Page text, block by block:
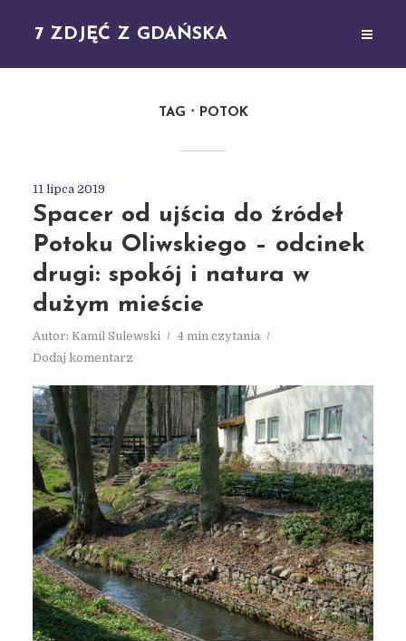
7 ZDJĘĆ Z GDAŃSKA
TAG POTOK
11 lipca 2019
Spacer od ujścia do źródeł
Potoku Oliwskiego – odcinek
drugi: spokój i natura w
dużym mieście
Autor: Kamil Sulewski
4 min czytania
Dodaj komentarz